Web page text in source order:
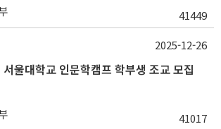
41449
울대학교 인문학캠프 학부생 조교 모집
41017
2025-12-26